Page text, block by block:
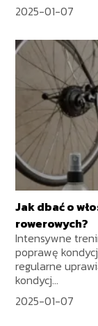
2025-01-07
Jak dbać o
rowerowych?
Intensywne
poprawę
regularne
kondycj...
2025-01-07